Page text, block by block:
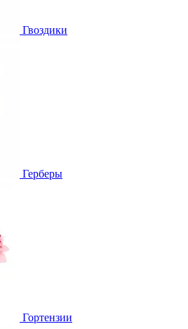
Гвоздики
Герберы
Гортензии